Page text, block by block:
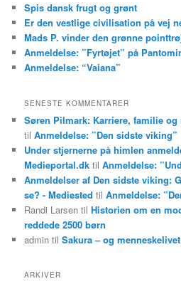
Spis dansk frugt og grønt
Er den vestlige civilisation på vej
Mads P. vinder den grønne
Anmeldelse: ”Fyrtøjet” på
Anmeldelse: “Vaiana”
SENESTE KOMMENTARER
Søren Pilmark: Karriere, familie
tilAnmeldelse: ”Den sidste viking”
Under stjernerne på himlen
Medieportal.dk tilAnmeldelse:
Anmeldelser af Den sidste viking:
se? - Mediested tilAnmeldelse:
Randi Larsen tilHistorien om en
reddede 2500 børn
admin tilSakura – og menneskelivet
ARKIVER